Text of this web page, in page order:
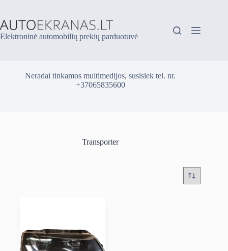
content
Elektroninė automobilių prekių parduotuvė
Neradai tinkamos multimedijos, susisiek tel. nr.
+37065835600
Transporter